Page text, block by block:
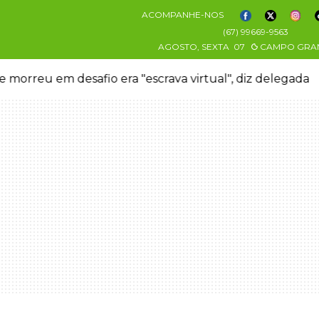
ACOMPANHE-NOS
(67) 99669-9563
AGOSTO, SEXTA 07 CAMPO
morreu em desafio era "escrava virtual", diz delegada